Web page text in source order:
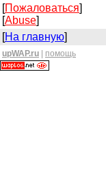
[Пожаловаться]
[Abuse]
[На главную]
upWAP.ru помощь